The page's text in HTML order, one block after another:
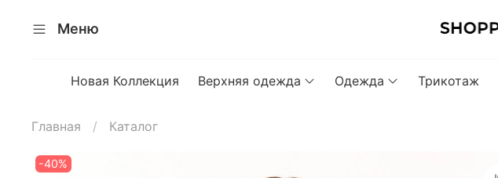
Меню
Новая Коллекция Верхняя одежда Одежда Трикотаж
Главная Каталог
-40%